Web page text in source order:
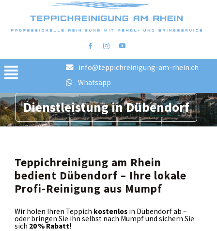
Toggle
Navigation
Home
Reinigungsschritte
Bilder vorher/nachher
Blog
AGB
Kontakt
info@teppichreinigung-am-rhein.ch
Whatsapp
Dienstleistung in Dübendorf
Teppichreinigung am Rhein
bedient Dübendorf – Ihre lokale
Profi-Reinigung aus Mumpf
Wir holen Ihren Teppich kostenlos in Dübendorf ab –
oder bringen Sie ihn selbst nach Mumpf und sichern Sie
sich 20 % Rabatt!